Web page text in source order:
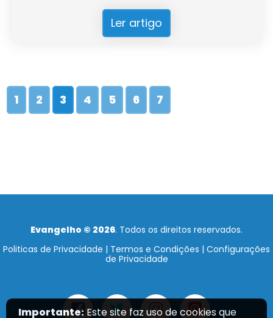
Ler artigo
1 2 3 4 5 6 7
Importante: Este site faz uso de cookies que
Evangelho © 2026. Todos os direitos reservados.
Politicas de Privacidade | Termos e Condições | Configurações
de Privacidade